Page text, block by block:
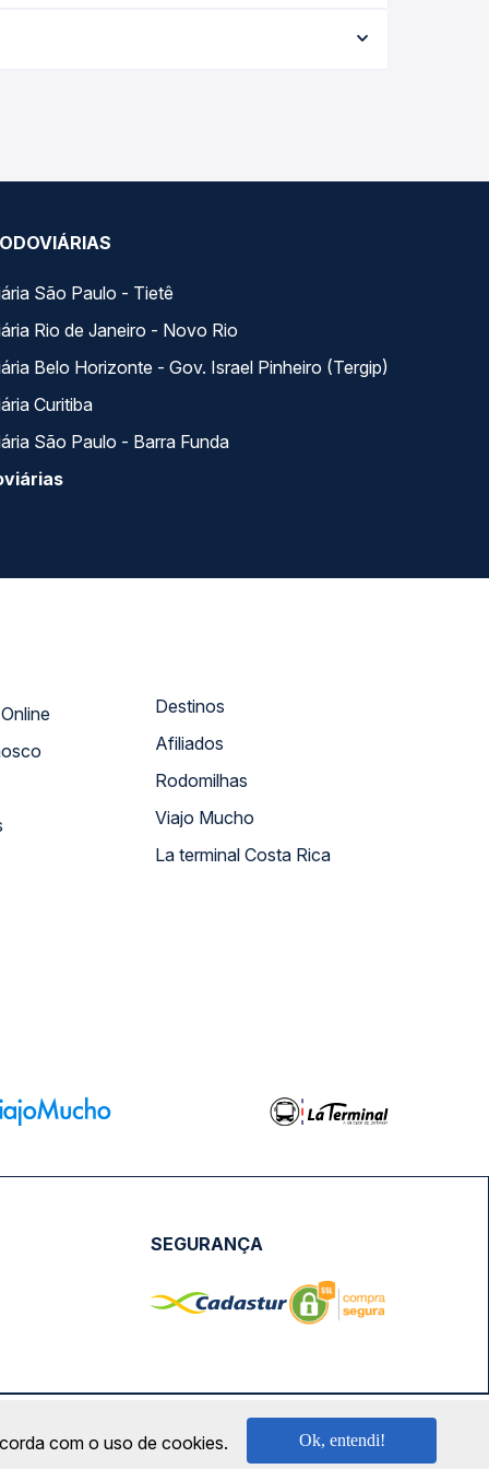
e garante a melhor oferta para o seu roteiro.
São Paulo - Tietê
Rio de Janeiro - Novo Rio
Belo Horizonte - Gov. Israel Pinheiro (Tergip)
Curitiba
São Paulo - Barra Funda
Atendimento Online
Destinos
Afiliados
Rodomilhas
Viajo Mucho
La terminal Costa Rica
SEGURANÇA
0001-57 | saconibus@queropassagem.com.br
com o uso de cookies. Ok, entendi!